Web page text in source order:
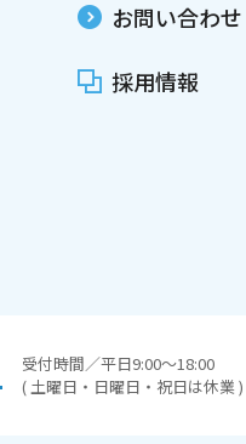
お問い合わせ
採用情報
受付時間／平日9:00～18:00
( 土曜日・日曜日・祝日は休業 )